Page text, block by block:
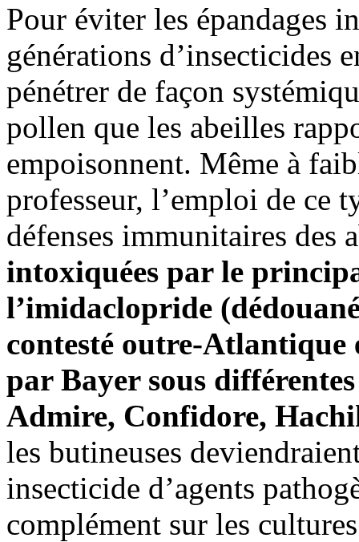
Pour éviter les épandages
générations d’insecticides
pénétrer de façon
pollen que les abeilles
empoisonnent. Même à
professeur, l’emploi de ce
défenses immunitaires des
intoxiquées par le
l’imidaclopride
contesté outre-Atlantique
par Bayer sous
Admire, Confidore,
les butineuses
insecticide d’agents
complément sur les